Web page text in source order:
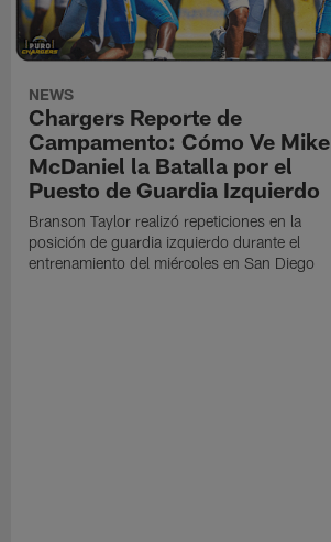
NEWS
Chargers Reporte de
Campamento: Cómo Ve Mike
McDaniel la Batalla por el
Puesto de Guardia Izquierdo
Branson Taylor realizó repeticiones en la
posición de guardia izquierdo durante el
entrenamiento del miércoles en San Diego